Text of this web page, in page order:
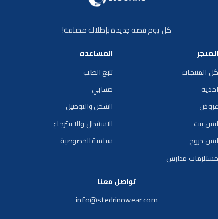
كل يوم قصة جديدة بإطلالة مختلفة!
المتجر
كل المنتجات
احذية
عروض
لبس بيت
لبس خروج
مستلزمات مدارس
المساعدة
تتبع الطلب
حسابي
الشحن والتوصيل
الاستبدال والاسترجاع
سياسة الخصوصية
تواصل معنا
info@stedrinowear.com